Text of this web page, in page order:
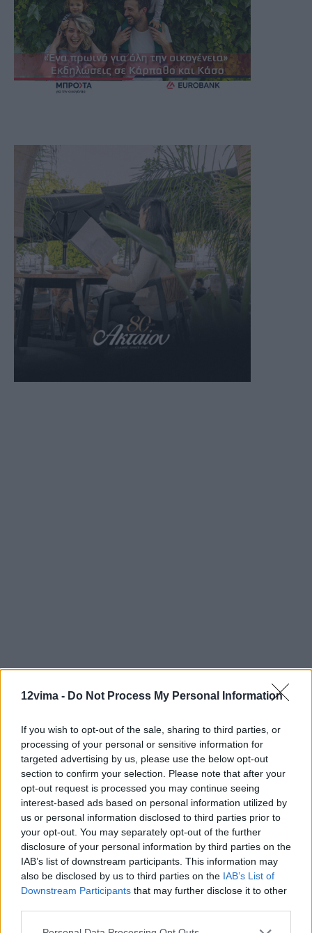
12vima - Do Not Process My Personal Information
If you wish to opt-out of the sale, sharing to third parties, or
processing of your personal or sensitive information for
targeted advertising by us, please use the below opt-out
section to confirm your selection. Please note that after your
opt-out request is processed you may continue seeing
interest-based ads based on personal information utilized by
us or personal information disclosed to third parties prior to
your opt-out. You may separately opt-out of the further
disclosure of your personal information by third parties on the
IAB’s list of downstream participants. This information may
also be disclosed by us to third parties on the IAB’s List of
Downstream Participants that may further disclose it to other